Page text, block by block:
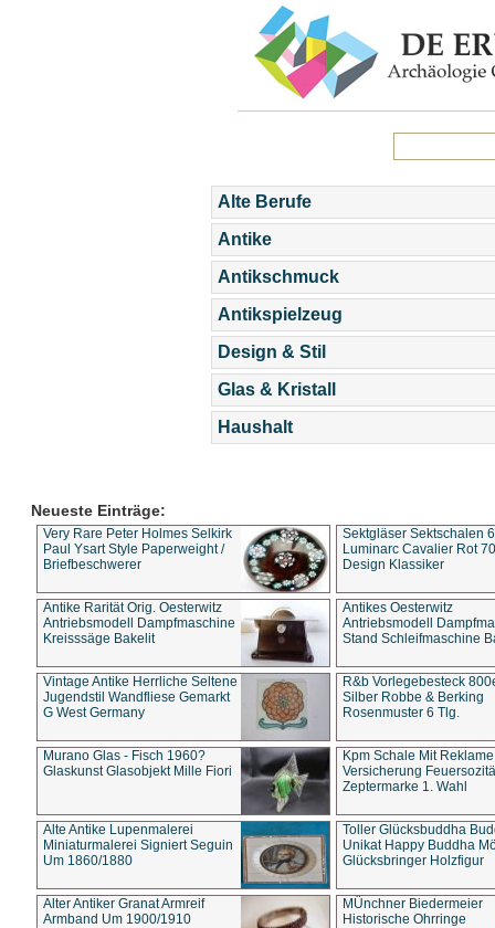
Alte Berufe
Antike
Antikschmuck
Antikspielzeug
Design & Stil
Glas & Kristall
Haushalt
Neueste Einträge:
Very Rare Peter Holmes Selkirk
Paul Ysart Style Paperweight /
Briefbeschwerer
Sektgläser Sektschalen
Luminarc Cavalier Rot
Design Klassiker
Antike Rarität Orig. Oesterwitz
Antriebsmodell Dampfmaschine
Kreisssäge Bakelit
Antikes Oesterwitz
Antriebsmodell
Stand Schleifmaschine
Vintage Antike Herrliche Seltene
Jugendstil Wandfliese Gemarkt
G West Germany
R&b Vorlegebesteck
Silber Robbe & Berking
Rosenmuster 6 Tlg.
Murano Glas - Fisch 1960?
Glaskunst Glasobjekt Mille Fiori
Kpm Schale Mit Reklame
Versicherung
Zeptermarke 1. Wahl
Alte Antike Lupenmalerei
Miniaturmalerei Signiert Seguin
Um 1860/1880
Toller Glücksbuddha
Unikat Happy Buddha
Glücksbringer Holzfigur
Alter Antiker Granat Armreif
Armband Um 1900/1910
MÜnchner Biedermeier
Historische Ohrringe